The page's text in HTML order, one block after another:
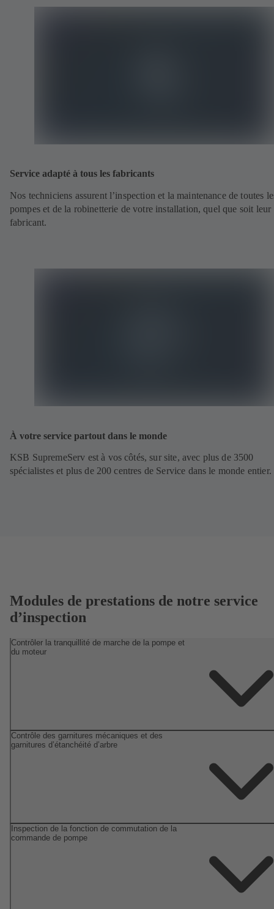
Service adapté à tous les fabricants
Nos techniciens assurent l’inspection et la maintenance de toutes
pompes et de la robinetterie de votre installation, quel que soit leur
fabricant.
À votre service partout dans le monde
KSB SupremeServ est à vos côtés, sur site, avec plus de 3500
spécialistes et plus de 200 centres de Service dans le monde entier.
Modules de prestations de notre service
d’inspection
Contrôler la tranquillité de marche de la pompe et
du moteur
Contrôle des garnitures mécaniques et des
garnitures d’étanchéité d’arbre
Inspection de la fonction de commutation de la
commande de pompe